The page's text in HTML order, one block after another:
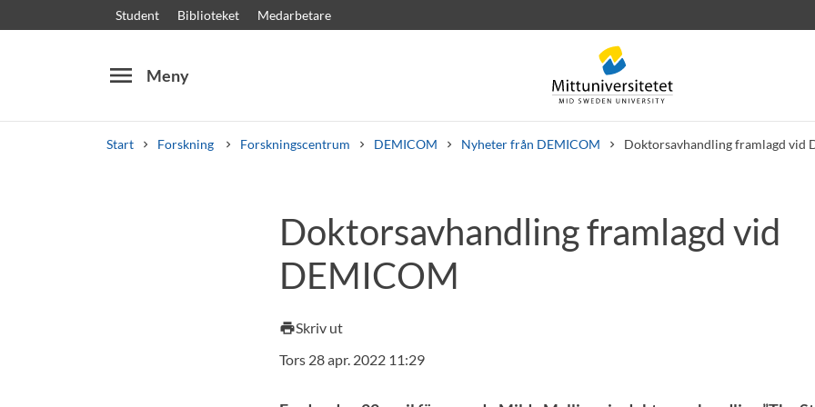
Student Biblioteket Medarbetare
menu Meny
Start Forskning Forskningscentrum DEMICOM Nyheter från DEMICOM Doktorsavhandling framlagd vid
Kursplaner Välkomstbrev Personal Lediga jobb
Doktorsavhandling framlagd vid
DEMICOM
printSkriv ut
Tors 28 apr. 2022 11:29